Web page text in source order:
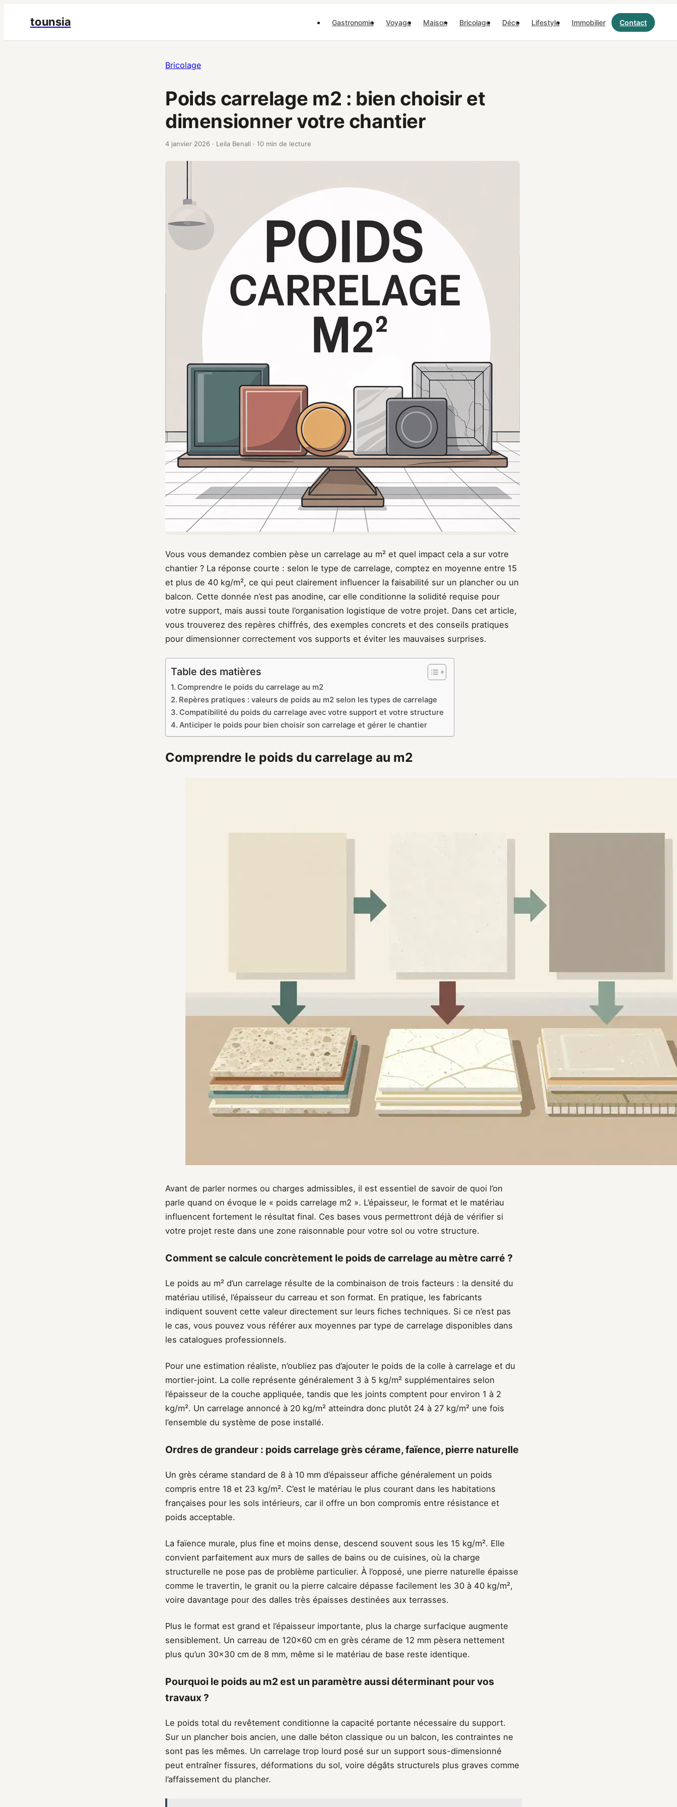
tounsia Gastronomie Voyage Maison Bricolage Déco Lifestyle Immobilier Contact
Bricolage
Poids carrelage m2 : bien choisir et
dimensionner votre chantier
4 janvier 2026 · Leila Benali · 10 min de lecture
Vous vous demandez combien pèse un carrelage au m² et quel impact cela a sur votre
chantier ? La réponse courte : selon le type de carrelage, comptez en moyenne entre 15
et plus de 40 kg/m², ce qui peut clairement influencer la faisabilité sur un plancher ou un
balcon. Cette donnée n’est pas anodine, car elle conditionne la solidité requise pour
votre support, mais aussi toute l’organisation logistique de votre projet. Dans cet article,
vous trouverez des repères chiffrés, des exemples concrets et des conseils pratiques
pour dimensionner correctement vos supports et éviter les mauvaises surprises.
Table des matières
Comprendre le poids du carrelage au m2
Repères pratiques : valeurs de poids au m2 selon les types de carrelage
Compatibilité du poids du carrelage avec votre support et votre structure
Anticiper le poids pour bien choisir son carrelage et gérer le chantier
Comprendre le poids du carrelage au m2
Avant de parler normes ou charges admissibles, il est essentiel de savoir de quoi l’on
parle quand on évoque le « poids carrelage m2 ». L’épaisseur, le format et le matériau
influencent fortement le résultat final. Ces bases vous permettront déjà de vérifier si
votre projet reste dans une zone raisonnable pour votre sol ou votre structure.
Comment se calcule concrètement le poids de carrelage au mètre carré ?
Le poids au m² d’un carrelage résulte de la combinaison de trois facteurs : la densité du
matériau utilisé, l’épaisseur du carreau et son format. En pratique, les fabricants
indiquent souvent cette valeur directement sur leurs fiches techniques. Si ce n’est pas
le cas, vous pouvez vous référer aux moyennes par type de carrelage disponibles dans
les catalogues professionnels.
Pour une estimation réaliste, n’oubliez pas d’ajouter le poids de la colle à carrelage et du
mortier-joint. La colle représente généralement 3 à 5 kg/m² supplémentaires selon
l’épaisseur de la couche appliquée, tandis que les joints comptent pour environ 1 à 2
kg/m². Un carrelage annoncé à 20 kg/m² atteindra donc plutôt 24 à 27 kg/m² une fois
l’ensemble du système de pose installé.
Ordres de grandeur : poids carrelage grès cérame, faïence, pierre naturelle
Un grès cérame standard de 8 à 10 mm d’épaisseur affiche généralement un poids
compris entre 18 et 23 kg/m². C’est le matériau le plus courant dans les habitations
françaises pour les sols intérieurs, car il offre un bon compromis entre résistance et
poids acceptable.
La faïence murale, plus fine et moins dense, descend souvent sous les 15 kg/m². Elle
convient parfaitement aux murs de salles de bains ou de cuisines, où la charge
structurelle ne pose pas de problème particulier. À l’opposé, une pierre naturelle épaisse
comme le travertin, le granit ou la pierre calcaire dépasse facilement les 30 à 40 kg/m²,
voire davantage pour des dalles très épaisses destinées aux terrasses.
Plus le format est grand et l’épaisseur importante, plus la charge surfacique augmente
sensiblement. Un carreau de 120×60 cm en grès cérame de 12 mm pèsera nettement
plus qu’un 30×30 cm de 8 mm, même si le matériau de base reste identique.
Pourquoi le poids au m2 est un paramètre aussi déterminant pour vos
travaux ?
Le poids total du revêtement conditionne la capacité portante nécessaire du support.
Sur un plancher bois ancien, une dalle béton classique ou un balcon, les contraintes ne
sont pas les mêmes. Un carrelage trop lourd posé sur un support sous-dimensionné
peut entraîner fissures, déformations du sol, voire dégâts structurels plus graves comme
l’affaissement du plancher.